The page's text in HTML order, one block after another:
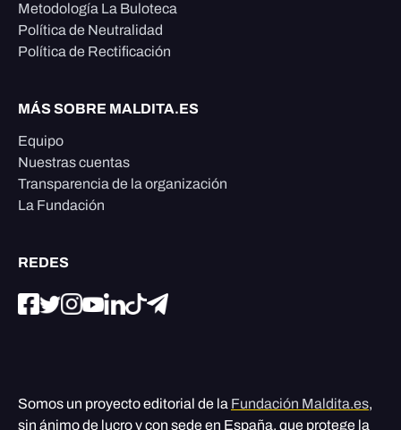
Metodología La Buloteca
Política de Neutralidad
Política de Rectificación
MÁS SOBRE MALDITA.ES
Equipo
Nuestras cuentas
Transparencia de la organización
La Fundación
REDES
Somos un proyecto editorial de la Fundación Maldita.es,
sin ánimo de lucro y con sede en España, que protege la